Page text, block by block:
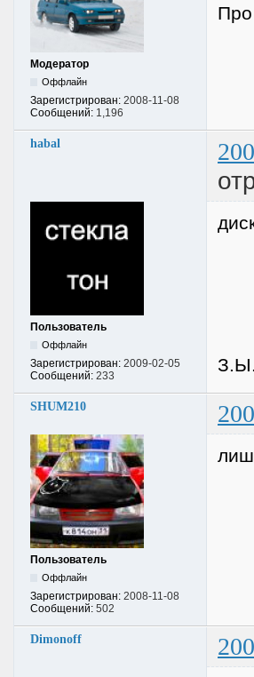
Модератор
Оффлайн
Зарегистрирован: 2008-11-08
Сообщений: 1,196
habal
Пользователь
Оффлайн
Зарегистрирован: 2009-02-05
Сообщений: 233
З.Ы.
SHUM210
Пользователь
Оффлайн
Зарегистрирован: 2008-11-08
Сообщений: 502
Dimonoff